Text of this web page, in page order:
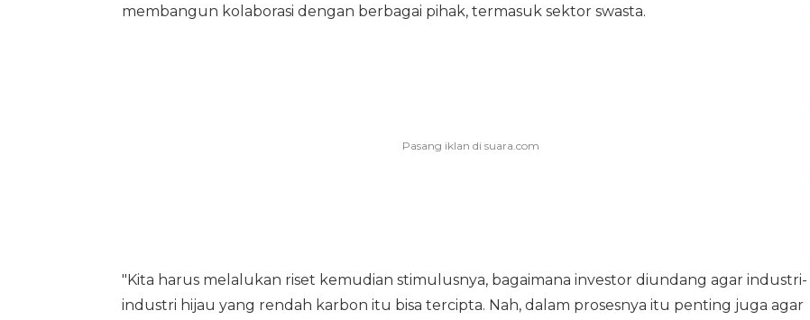
membangun kolaborasi dengan berbagai pihak, termasuk sektor swasta.
"Kita harus melalukan riset kemudian stimulusnya, bagaimana investor diundang agar industri-
industri hijau yang rendah karbon itu bisa tercipta. Nah, dalam prosesnya itu penting juga agar